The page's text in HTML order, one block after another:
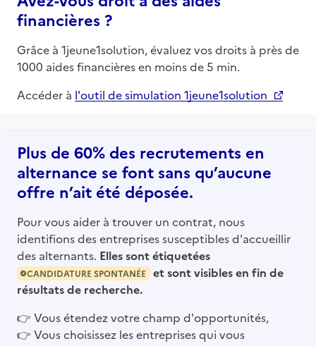
financières ?
Grâce à 1jeune1solution, évaluez vos droits à près de
1000 aides financières en moins de 5 min.
Accéder à l'outil de simulation 1jeune1solution
Plus de 60% des recrutements en
alternance se font sans qu’aucune
offre n’ait été déposée.
Pour vous aider à trouver un contrat, nous
identifions des entreprises susceptibles d'accueillir
des alternants. Elles sont étiquetées
CANDIDATURE SPONTANÉE
et sont visibles en fin de
résultats de recherche.
👉 Vous étendez votre champ d'opportunités,
👉 Vous choisissez les entreprises qui vous